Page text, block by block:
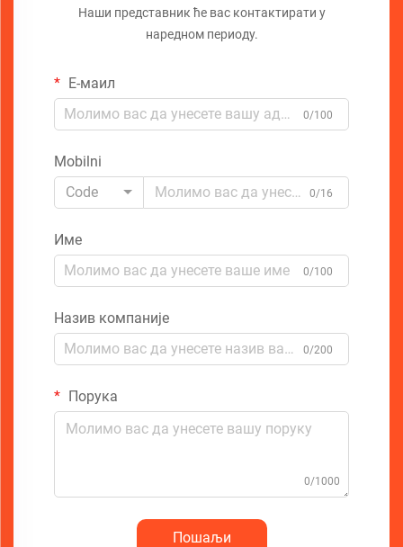
Наши представник ће вас контактирати у
наредном периоду.
Е-маил
0/100
Mobilni
Code
0/16
Име
0/100
Назив компаније
0/200
Порука
0/1000
Пошаљи